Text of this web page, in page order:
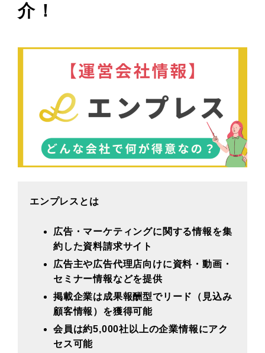
介！
エンプレスとは
広告・マーケティングに関する情報を集
約した資料請求サイト
広告主や広告代理店向けに資料・動画・
セミナー情報などを提供
掲載企業は成果報酬型でリード（見込み
顧客情報）を獲得可能
会員は約5,000社以上の企業情報にアク
セス可能